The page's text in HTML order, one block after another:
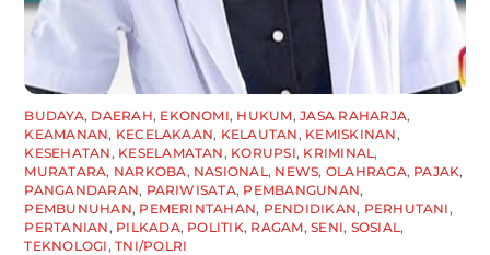
BUDAYA, DAERAH, EKONOMI, HUKUM,JASA RAHARJA,
KEAMANAN, KECELAKAAN, KELAUTAN , KEMISKINAN ,
KESEHATAN , KESELAMATAN , KORUPSI, KRIMINAL ,
MURATARA, NARKOBA, NASIONAL , NEWS, OLAHRAGA, PAJAK,
PANGANDARAN, PARIWISATA, PEMBANGUNAN,
PEMBUNUHAN, PEMERINTAHAN, PENDIDIKAN, PERHUTANI ,
PERTANIAN , PILKADA, POLITIK, RAGAM,SENI, SOSIAL ,
TEKNOLOGI ,TNI/POLRI